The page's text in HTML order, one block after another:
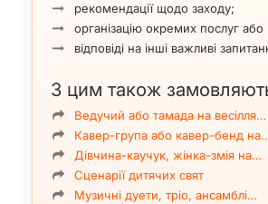
рекомендації щодо заходу;
організацію окремих послуг або
відповіді на інші важливі
З цим також
Ведучий або тамада на весілля…
Кавер-група або кавер-бенд
Дівчина-каучук, жінка-змія на…
Сценарії дитячих свят
Музичні дуети, тріо, ансамблі…